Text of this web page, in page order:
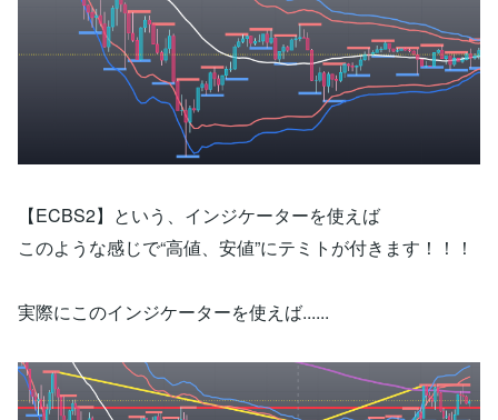
【ECBS2】という、インジケーターを使えば
このような感じで“高値、安値”にテミトが付きます！！！
実際にこのインジケーターを使えば......